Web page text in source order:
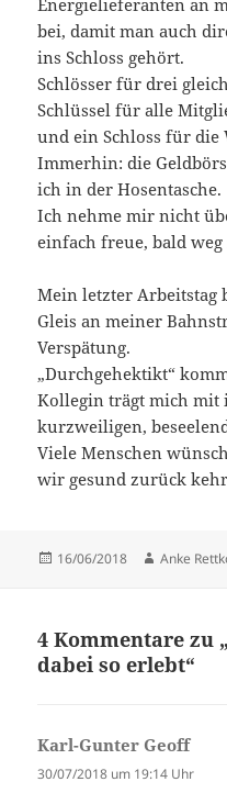
Energielieferanten an
bei, damit man auch
ins Schloss gehört.
Schlösser für drei
Schlüssel für alle
und ein Schloss für die
Immerhin: die
ich in der Hosentasche.
Ich nehme mir nicht
einfach freue, bald weg
Mein letzter Arbeitstag
Gleis an meiner
Verspätung.
„Durchgehektikt“
Kollegin trägt mich mit
kurzweiligen,
Viele Menschen
wir gesund zurück
Veröffentlicht
16/06/2018 Autor
Anke
4 Kommentare zu
dabei so erlebt“
Karl-Gunter Geoffsagt:
30/07/2018 um 19:14 Uhr